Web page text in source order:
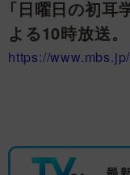
「日曜日の初
よる10時放送。
https://